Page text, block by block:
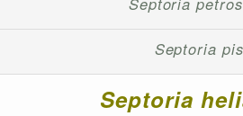
Septoria
Septoria